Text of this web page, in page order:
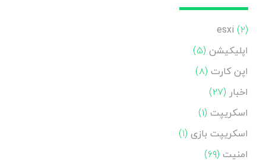
esxi (۲)
اپلیکیشن (۵)
اپن کارت (۸)
اخبار (۲۷)
اسکریپت (۱)
اسکریپت بازی (۱)
امنیت (۶۹)